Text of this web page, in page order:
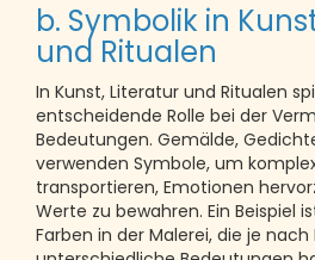
b. Symbolik in
und Ritualen
In Kunst, Literatur und Ritualen
entscheidende Rolle bei der
Bedeutungen. Gemälde,
verwenden Symbole, um
transportieren, Emotionen
Werte zu bewahren. Ein Beispiel
Farben in der Malerei, die je nach